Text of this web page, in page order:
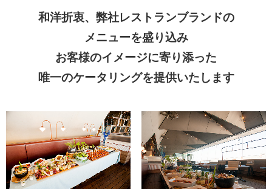
和洋折衷、弊社レストランブランドの
メニューを盛り込み
お客様のイメージに寄り添った
唯一のケータリングを提供いたします